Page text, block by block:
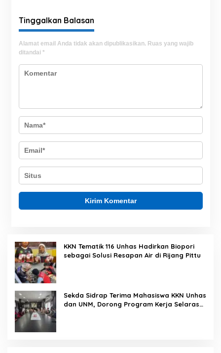
Tinggalkan Balasan
Alamat email Anda tidak akan dipublikasikan. Ruas yang wajib
ditandai *
KKN Tematik 116 Unhas Hadirkan Biopori
sebagai Solusi Resapan Air di Rijang Pittu
Sekda Sidrap Terima Mahasiswa KKN Unhas
dan UNM, Dorong Program Kerja Selaras